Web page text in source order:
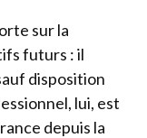
sur la
futurs : il
disposition
lui, est
depuis la